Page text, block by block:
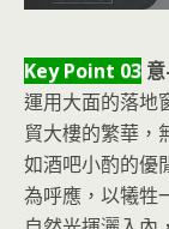
Key Point 03
運用大面的落地
貿大樓的繁華，
如酒吧小酌的優
為呼應，以犧牲